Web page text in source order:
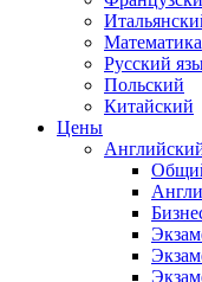
Математика
Русский
Польский
Китайский
Цены